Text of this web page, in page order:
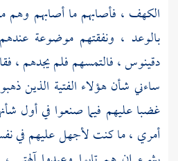
الكهف ، فأصابهم ما أصابهم
بالوعد ، ونفقتهم موضوعة
دقينوس ،فالتمسهم فلم يجدهم ،
ساءني شأن هؤلاء الفتية الذين
غضبا عليهم فيما صنعوا في أول
أمري ، ما كنت لأجهل عليهم في